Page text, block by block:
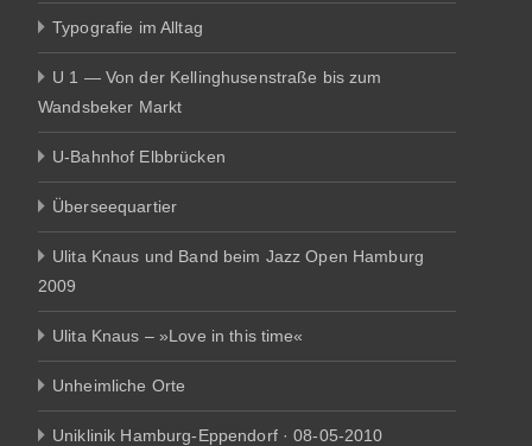
Typografie im Alltag
U 1 — Von der Kellinghusenstraße bis zum
Wandsbeker Markt
U-Bahnhof Elbbrücken
Überseequartier
Ulita Knaus und Band beim Jazz Open Hamburg
2009
Ulita Knaus – »Love in this time«
Unheimliche Orte
Uniklinik Hamburg-Eppendorf · 08-05-2010